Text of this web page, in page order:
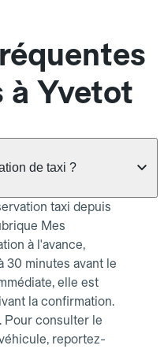
à Yvetot
de taxi ?
taxi depuis
Mes
à l'avance,
30 minutes avant le
elle est
la confirmation.
Pour consulter le
reportez-